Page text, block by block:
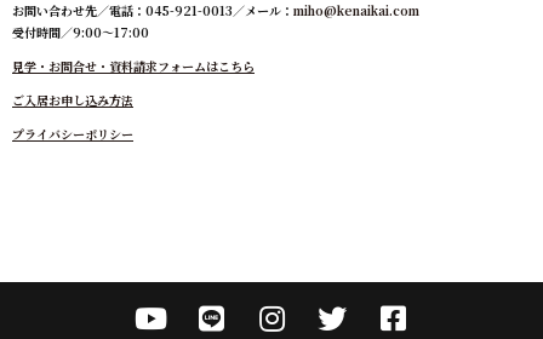
お問い合わせ先／電話：045-921-0013／メール： miho@kenaikai.com
受付時間／9:00～17:00
見学・お問合せ・資料請求フォームはこちら
ご入居お申し込み方法
プライバシーポリシー